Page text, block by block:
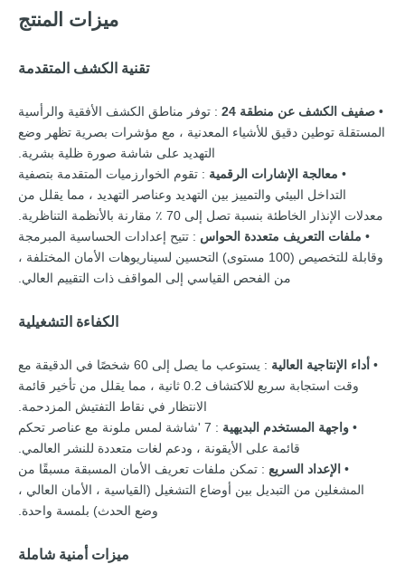
ميزات المنتج
تقنية الكشف المتقدمة
• صفيف الكشف عن منطقة 24
: توفر مناطق الكشف الأفقية والرأسية
المستقلة توطين دقيق للأشياء المعدنية ، مع مؤشرات بصرية تظهر وضع
التهديد على شاشة صورة ظلية بشرية.
• معالجة الإشارات الرقمية : تقوم الخوارزميات المتقدمة بتصفية
التداخل البيئي والتمييز بين التهديد وعناصر التهديد ، مما يقلل من
معدلات الإنذار الخاطئة بنسبة تصل إلى 70 ٪ مقارنة بالأنظمة التناظرية.
• ملفات التعريف متعددة الحواس : تتيح إعدادات الحساسية المبرمجة
وقابلة للتخصيص (100 مستوى) التحسين لسيناريوهات الأمان المختلفة ،
من الفحص القياسي إلى المواقف ذات التقييم العالي.
الكفاءة التشغيلية
• أداء الإنتاجية العالية
: يستوعب ما يصل إلى 60 شخصًا في الدقيقة مع
وقت استجابة سريع للاكتشاف 0.2 ثانية ، مما يقلل من تأخير قائمة
الانتظار في نقاط التفتيش المزدحمة.
• واجهة المستخدم البديهية
: 7 'شاشة لمس ملونة مع عناصر تحكم
قائمة على الأيقونة ، ودعم لغات متعددة للنشر العالمي.
• الإعداد السريع : تمكن ملفات تعريف الأمان المسبقة مسبقًا من
المشغلين من التبديل بين أوضاع التشغيل (القياسية ، الأمان العالي ،
وضع الحدث) بلمسة واحدة.
ميزات أمنية شاملة